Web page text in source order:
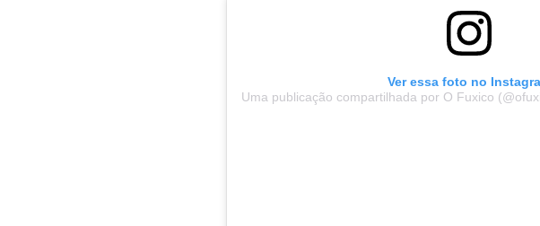
Ver essa foto no
Uma publicação compartilhada por O Fuxico